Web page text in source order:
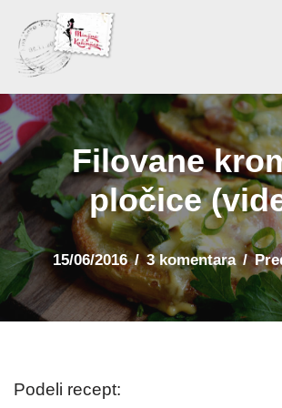
Skoči
na
sadržaj
Filovane
pločice
15/06/2016 3 komentara
Podeli recept: